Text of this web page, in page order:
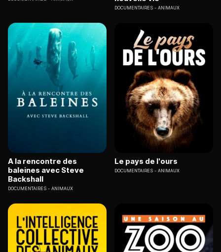
DOCUMENTAIRES ANIMAUX
A la rencontre des
baleines avec Steve
Backshall
DOCUMENTAIRES ANIMAUX
Le pays de l'ours
DOCUMENTAIRES ANIMAUX